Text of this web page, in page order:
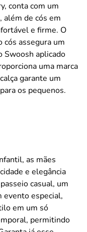
conta com um
além de cós em
e firme. O
cós assegura um
Swoosh aplicado
uma marca
garante um
os pequenos.
as mães
e elegância
casual, um
evento especial,
em um só
permitindo